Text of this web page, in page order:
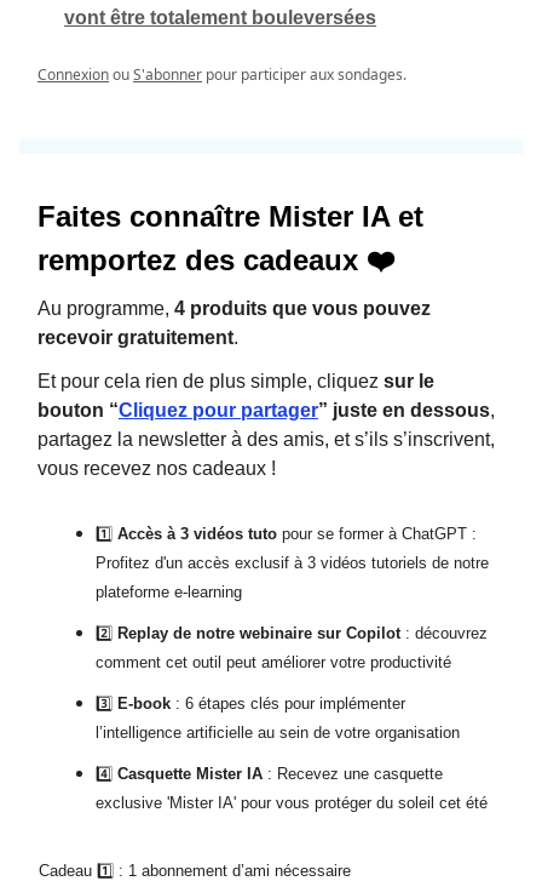
vont être totalement bouleversées
ConnexionouS'abonner pour participer aux sondages.
Faites connaître Mister IA et
remportez des cadeaux ❤️
Au programme, 4 produits que vous pouvez
recevoir gratuitement.
Et pour cela rien de plus simple, cliquez sur le
bouton “Cliquez pour partager” juste en dessous,
partagez la newsletter à des amis, et s’ils s’inscrivent,
vous recevez nos cadeaux !
1️⃣ Accès à 3 vidéos tuto pour se former à ChatGPT :
Profitez d'un accès exclusif à 3 vidéos tutoriels de notre
plateforme e-learning
2️⃣ Replay de notre webinaire sur Copilot : découvrez
comment cet outil peut améliorer votre productivité
3️⃣ E-book : 6 étapes clés pour implémenter
l’intelligence artificielle au sein de votre organisation
4️⃣ Casquette Mister IA : Recevez une casquette
exclusive 'Mister IA' pour vous protéger du soleil cet été
Cadeau 1️⃣ : 1 abonnement d’ami nécessaire